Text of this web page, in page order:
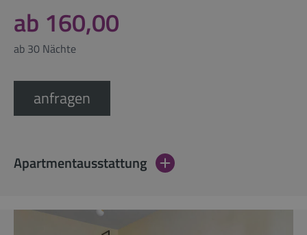
ab 160,00
ab 30 Nächte
anfragen
Apartmentausstattung